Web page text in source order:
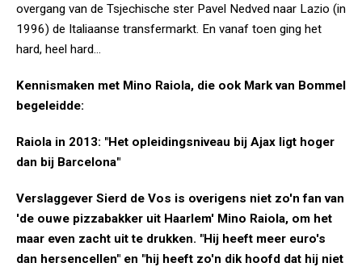
overgang van de Tsjechische ster Pavel Nedved naar Lazio (in
1996) de Italiaanse transfermarkt. En vanaf toen ging het
hard, heel hard...
Kennismaken met Mino Raiola, die ook Mark van Bommel
begeleidde:
Raiola in 2013: "Het opleidingsniveau bij Ajax ligt hoger
dan bij Barcelona"
Verslaggever Sierd de Vos is overigens niet zo'n fan van
'de ouwe pizzabakker uit Haarlem' Mino Raiola, om het
maar even zacht uit te drukken. "Hij heeft meer euro's
dan hersencellen" en "hij heeft zo'n dik hoofd dat hij niet